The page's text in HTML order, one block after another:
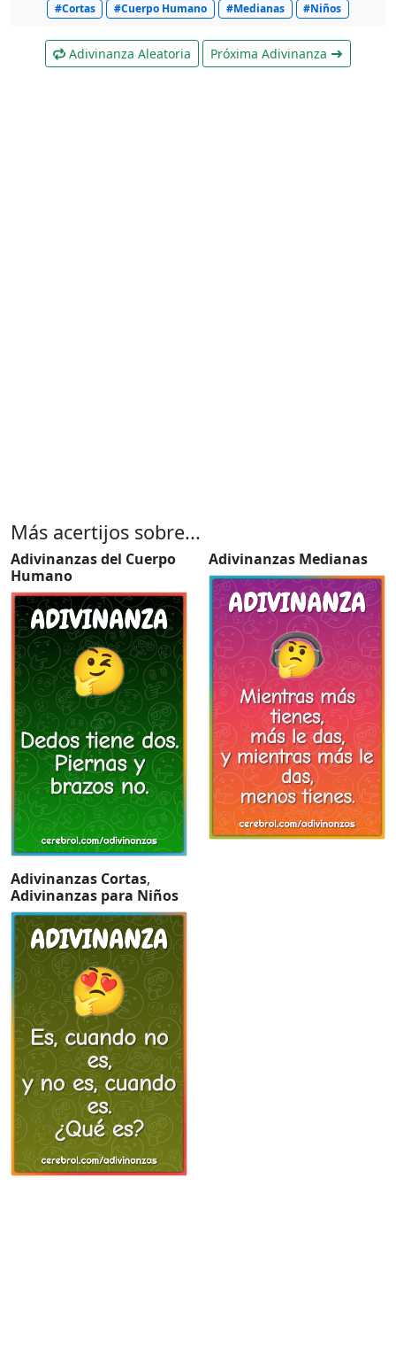
#Cortas #Cuerpo Humano #Medianas #Niños
Adivinanza Aleatoria Próxima Adivinanza
Más acertijos sobre...
Adivinanzas del Cuerpo
Humano
Adivinanzas Medianas
Adivinanzas Cortas,
Adivinanzas para Niños